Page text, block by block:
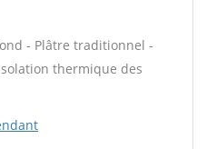
- Plâtre traditionnel -
thermique des